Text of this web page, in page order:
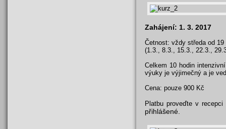
Zahájení: 1. 3. 2017
Četnost: vždy středa od 19
(1.3., 8.3., 15.3., 22.3.,
Celkem 10 hodin
výuky je výjimečný a je
Cena: pouze 900 Kč
Platbu proveďte v
přihlášené.